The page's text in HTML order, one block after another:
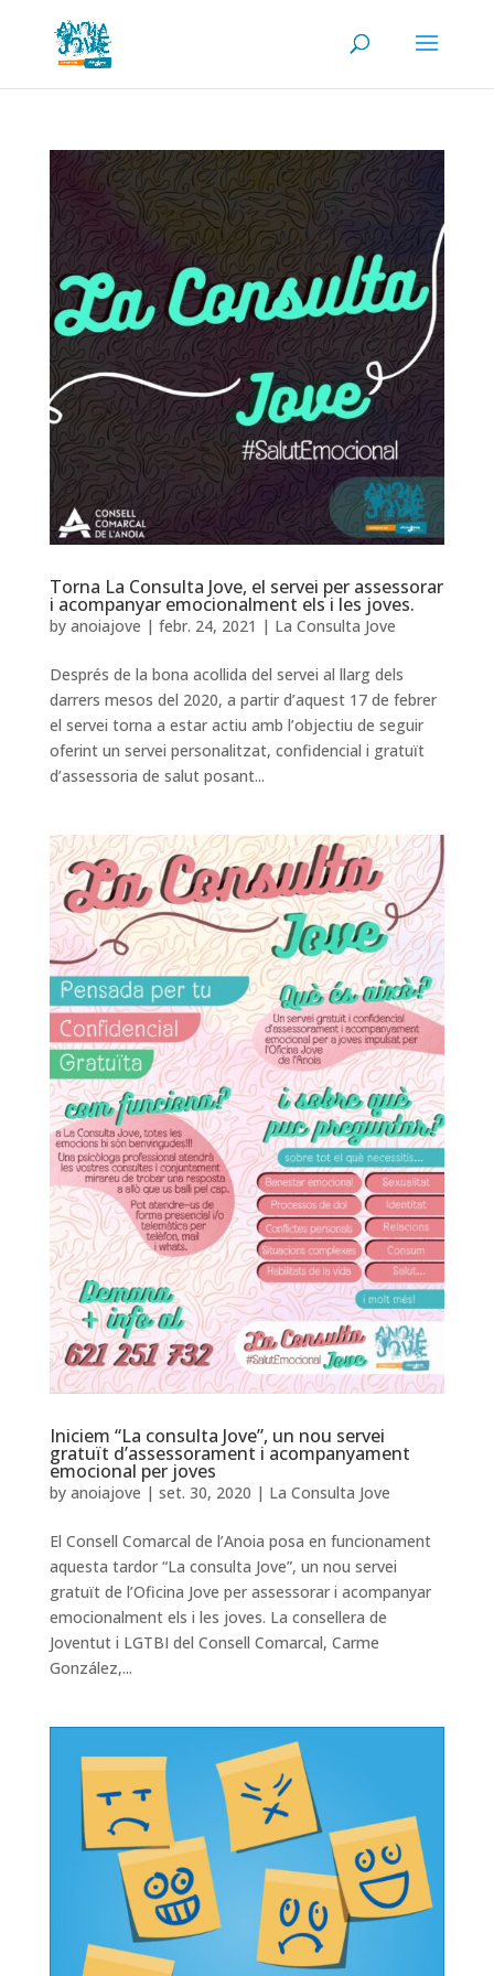
Torna La Consulta Jove, el servei per assessorar
i acompanyar emocionalment els i les joves.
by anoiajove | febr. 24, 2021 | La Consulta Jove
Després de la bona acollida del servei al llarg dels
darrers mesos del 2020, a partir d’aquest 17 de febrer
el servei torna a estar actiu amb l’objectiu de seguir
oferint un servei personalitzat, confidencial i gratuït
d’assessoria de salut posant...
Iniciem “La consulta Jove”, un nou servei
gratuït d’assessorament i acompanyament
emocional per joves
by anoiajove | set. 30, 2020 | La Consulta Jove
El Consell Comarcal de l’Anoia posa en funcionament
aquesta tardor “La consulta Jove”, un nou servei
gratuït de l’Oficina Jove per assessorar i acompanyar
emocionalment els i les joves. La consellera de
Joventut i LGTBI del Consell Comarcal, Carme
González,...